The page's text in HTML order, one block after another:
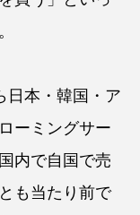
日本・韓国・ア
ーミングサー
内で自国で売
も当たり前で